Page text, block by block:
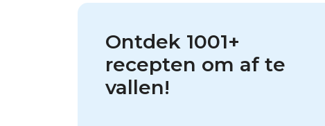
Ontdek 1001+
recepten om af te
vallen!